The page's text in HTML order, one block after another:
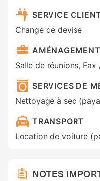
SERVICE
Change de devise
Salle de réunions,
SERVICES DE
Nettoyage à sec
TRANSPORT
Location de voiture
NOTES